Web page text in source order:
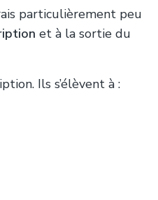
particulièrement peu
et à la sortie du
Ils s’élèvent à :